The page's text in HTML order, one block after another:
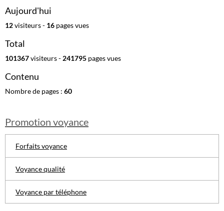
Aujourd'hui
12visiteurs - 16 pages vues
Total
101367visiteurs - 241795 pages vues
Contenu
Nombre de pages : 60
Promotion voyance
Forfaits voyance
Voyance qualité
Voyance par téléphone